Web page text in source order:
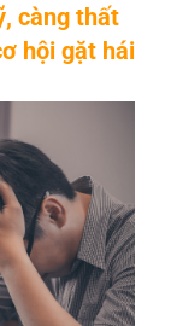
càng thất
hội gặt hái